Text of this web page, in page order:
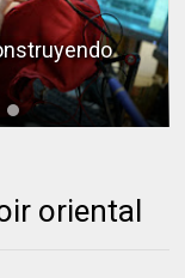
oriental